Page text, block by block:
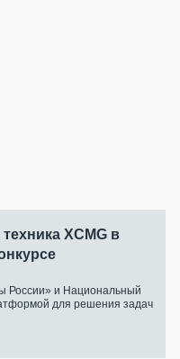
XCMG в
России» и Национальный
для решения задач